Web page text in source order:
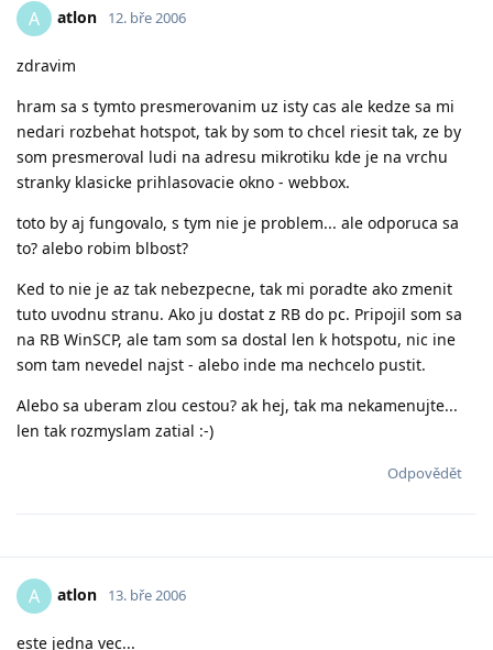
A atlon 12. bře 2006
zdravim
hram sa s tymto presmerovanim uz isty cas ale kedze sa mi
nedari rozbehat hotspot, tak by som to chcel riesit tak, ze by
som presmeroval ludi na adresu mikrotiku kde je na vrchu
stranky klasicke prihlasovacie okno - webbox.
toto by aj fungovalo, s tym nie je problem... ale odporuca sa
to? alebo robim blbost?
Ked to nie je az tak nebezpecne, tak mi poradte ako zmenit
tuto uvodnu stranu. Ako ju dostat z RB do pc. Pripojil som sa
na RB WinSCP, ale tam som sa dostal len k hotspotu, nic ine
som tam nevedel najst - alebo inde ma nechcelo pustit.
Alebo sa uberam zlou cestou? ak hej, tak ma nekamenujte...
len tak rozmyslam zatial :-)
Odpovědět
A atlon 13. bře 2006
este jedna vec...